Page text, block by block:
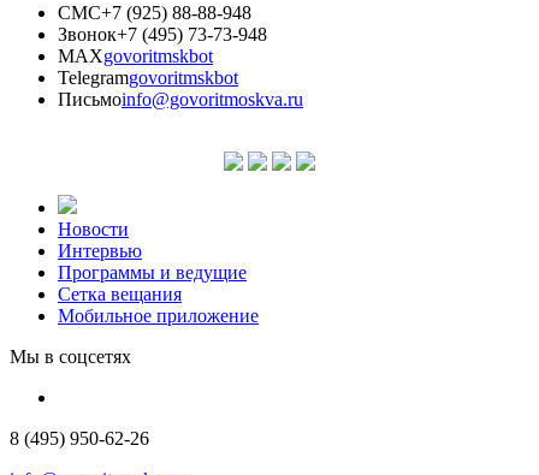
СМС+7 (925) 88-88-948
Звонок+7 (495) 73-73-948
MAXgovoritmskbot
Telegramgovoritmskbot
Письмоinfo@govoritmoskva.ru
Новости
Интервью
Программы и ведущие
Сетка вещания
Мобильное приложение
Мы в соцсетях
8 (495) 950-62-26